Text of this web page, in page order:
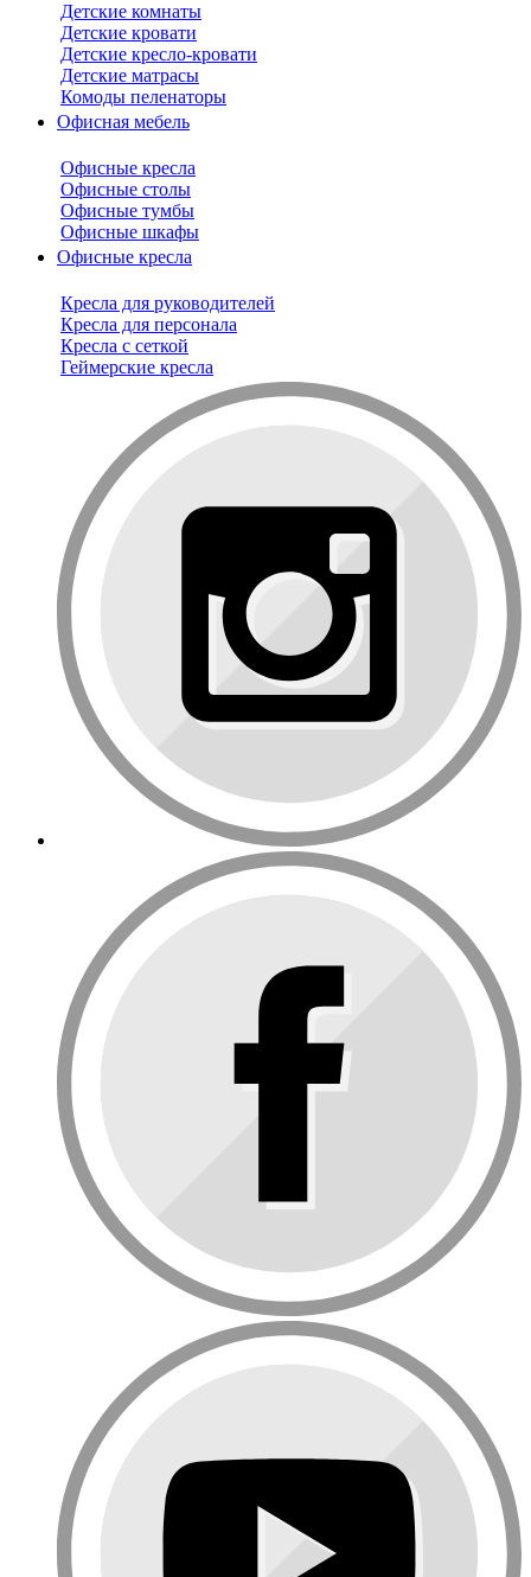
Детские комнаты
Детские кровати
Детские кресло-кровати
Детские матрасы
Комоды пеленаторы
Офисная мебель
Офисные кресла
Офисные столы
Офисные тумбы
Офисные шкафы
Офисные кресла
Кресла для руководителей
Кресла для персонала
Кресла с сеткой
Геймерские кресла